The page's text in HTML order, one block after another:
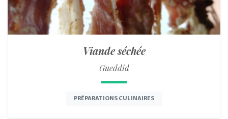
Viande séchée
Gueddid
PRÉPARATIONS CULINAIRES